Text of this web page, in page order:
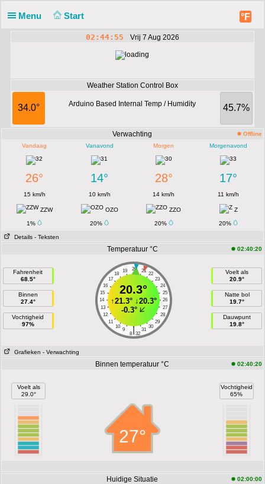
Menu Start °F
02:44:55 Vrij 7 Aug 2026
Weather Station Control Box
34.0° 45.7%
Arduino Based Internal Temp / Humidity
Verwachting
Offline
Vandaag
Vanavond Morgen Morgenavond
26° 14° 28° 17°
15 km/h 10 km/h 14 km/h 11 km/h
ZZW OZO ZZO Z
1% 20% 20% 20%
Details - Teksten
Temperatuur °C 02:40:20
Fahrenheit
68.5°
Binnen
27.4°
Vochtigheid
97%
20
19 21
18
22
17
23
16
24
15
25
14
26
13
27
12
28
11
29
10
30
9 31
|
8 32
20.3°
↑21.3°↓20.3°
-0.3°
Voelt als
20.9°
Natte bol
19.7°
Dauwpunt
19.8°
Grafieken - Verwachting
Binnen temperatuur °C 02:40:20
Voelt als
29.0°
27°
Vochtigheid
65%
Huidige Situatie 02:00:00